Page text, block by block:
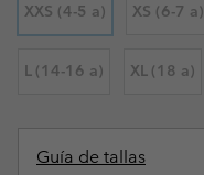
XXS (4-5 a) XS (6-7 a)
L (14-16 a) XL (18 a)
Guía de tallas